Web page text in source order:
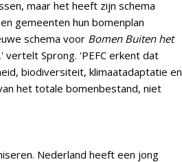
maar het heeft zijn schema
gemeenten hun bomenplan
schema voor Bomen Buiten het
Sprong. 'PEFC erkent dat
biodiversiteit, klimaatadaptatie en
het totale bomenbestand, niet
Nederland heeft een jong